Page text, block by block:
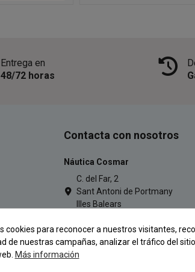
Entrega en
48/72 horas
Contacta con nosotros
Náutica Cosmar
C. del Far, 2
Sant Antoni de Portmany
Illes Balears
pescacosmar@gmail.com
cookies para reconocer a nuestros visitantes,
de nuestras campañas, analizar el tráfico del
Más información